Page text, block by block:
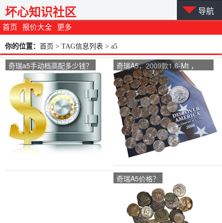
首页 报价大全 更多
坏心知识社区 导航
你的位置： 首页 > TAG信息列表 > a5
奇瑞a5手动档高配多少钱？
奇瑞A5，2009款1.6-Mt ，
7000元值不值？
奇瑞A5价格？